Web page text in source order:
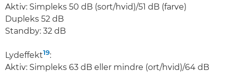
Aktiv: Simpleks 50 dB (sort/hvid)/51 dB (farve)
Dupleks 52 dB
Standby: 32 dB
Lydeffekt19:
Aktiv: Simpleks 63 dB eller mindre (ort/hvid)/64 dB